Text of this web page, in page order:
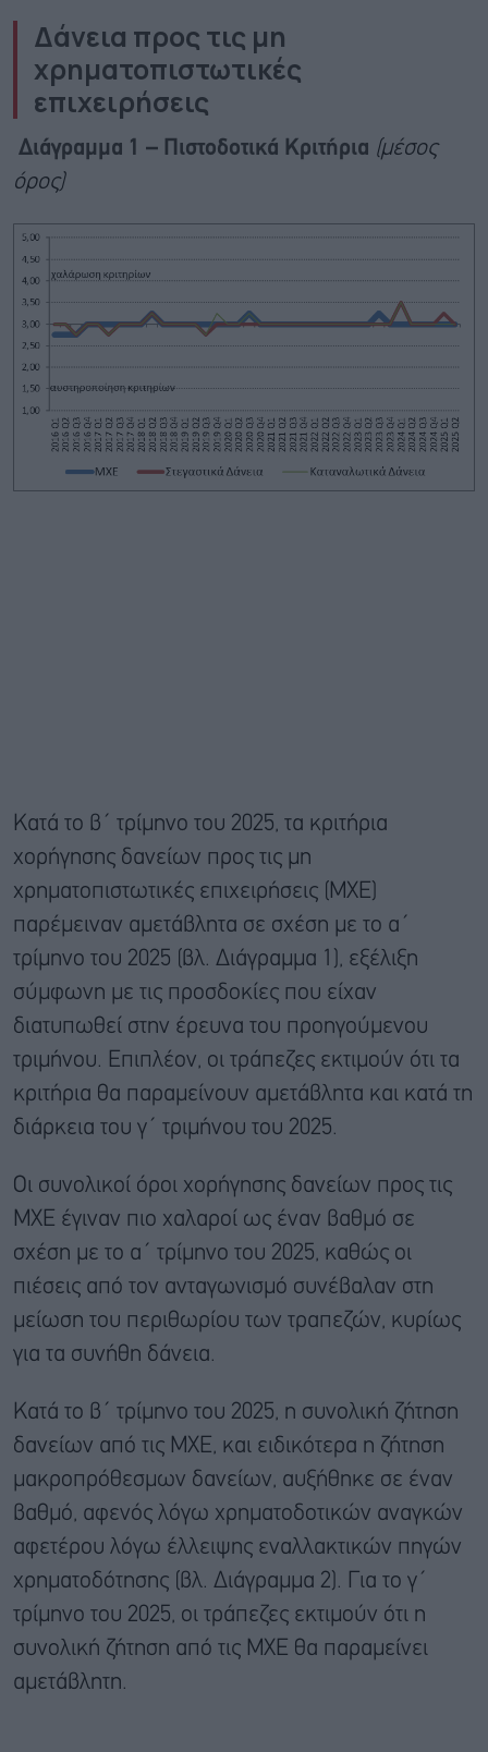
Δάνεια προς τις μη
χρηματοπιστωτικές
επιχειρήσεις
Διάγραμμα 1 – Πιστοδοτικά Κριτήρια (μέσος
όρος)
Κατά το β΄ τρίμηνο του 2025, τα κριτήρια
χορήγησης δανείων προς τις μη
χρηματοπιστωτικές επιχειρήσεις (ΜΧΕ)
παρέμειναν αμετάβλητα σε σχέση με το α΄
τρίμηνο του 2025 (βλ. Διάγραμμα 1), εξέλιξη
σύμφωνη με τις προσδοκίες που είχαν
διατυπωθεί στην έρευνα του προηγούμενου
τριμήνου. Επιπλέον, οι τράπεζες εκτιμούν ότι τα
κριτήρια θα παραμείνουν αμετάβλητα και κατά τη
διάρκεια του γ΄ τριμήνου του 2025.
Οι συνολικοί όροι χορήγησης δανείων προς τις
ΜΧΕ έγιναν πιο χαλαροί ως έναν βαθμό σε
σχέση με το α΄ τρίμηνο του 2025, καθώς οι
πιέσεις από τον ανταγωνισμό συνέβαλαν στη
μείωση του περιθωρίου των τραπεζών, κυρίως
για τα συνήθη δάνεια.
Κατά το β΄ τρίμηνο του 2025, η συνολική ζήτηση
δανείων από τις ΜΧΕ, και ειδικότερα η ζήτηση
μακροπρόθεσμων δανείων, αυξήθηκε σε έναν
βαθμό, αφενός λόγω χρηματοδοτικών αναγκών
αφετέρου λόγω έλλειψης εναλλακτικών πηγών
χρηματοδότησης (βλ. Διάγραμμα 2). Για το γ΄
τρίμηνο του 2025, οι τράπεζες εκτιμούν ότι η
συνολική ζήτηση από τις ΜΧΕ θα παραμείνει
αμετάβλητη.